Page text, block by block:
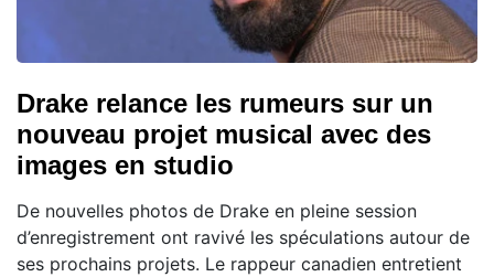
Drake relance les rumeurs sur un
nouveau projet musical avec des
images en studio
De nouvelles photos de Drake en pleine session
d’enregistrement ont ravivé les spéculations autour de
ses prochains projets. Le rappeur canadien entretient